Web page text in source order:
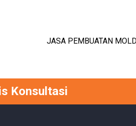
JASA PEMBUATAN
Konsultasi